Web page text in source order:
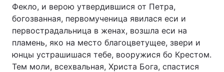
Фекло, и верою утвердившися от Петра,
богозванная, первомученица явилася еси и
первострадальница в женах, возшла еси на
пламень, яко на место благоцветущее, звери и
юнцы устрашишася тебе, вооружися бо Крестом.
Тем моли, всехвальная, Христа Бога, спастися